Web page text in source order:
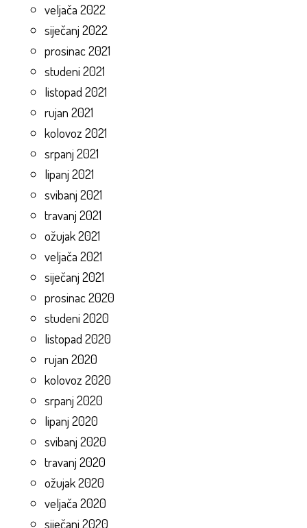
veljača 2022
siječanj 2022
prosinac 2021
studeni 2021
listopad 2021
rujan 2021
kolovoz 2021
srpanj 2021
lipanj 2021
svibanj 2021
travanj 2021
ožujak 2021
veljača 2021
siječanj 2021
prosinac 2020
studeni 2020
listopad 2020
rujan 2020
kolovoz 2020
srpanj 2020
lipanj 2020
svibanj 2020
travanj 2020
ožujak 2020
veljača 2020
siječanj 2020